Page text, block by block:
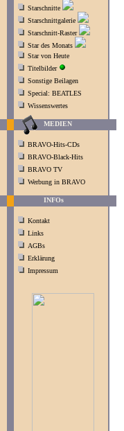
Starschnitte
Starschnittgalerie
Starschnitt-Raster
Star des Monats
Star von Heute
Titelbilder
Sonstige Beilagen
Special: BEATLES
Wissenswertes
MEDIEN
BRAVO-Hits-CDs
BRAVO-Black-Hits
BRAVO TV
Werbung in BRAVO
INFOs
Kontakt
Links
AGBs
Erklärung
Impressum